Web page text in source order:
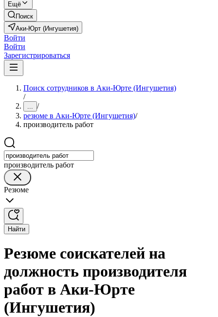
Ещё
Поиск
Аки-Юрт (Ингушетия)
Войти
Войти
Зарегистрироваться
Поиск сотрудников в Аки-Юрте (Ингушетия)
/
... /
резюме в Аки-Юрте (Ингушетия)/
производитель работ
производитель работ
Резюме
Найти
Резюме соискателей на
должность производителя
работ в Аки-Юрте
(Ингушетия)